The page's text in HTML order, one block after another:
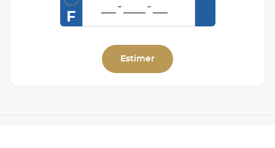
F
Estimer